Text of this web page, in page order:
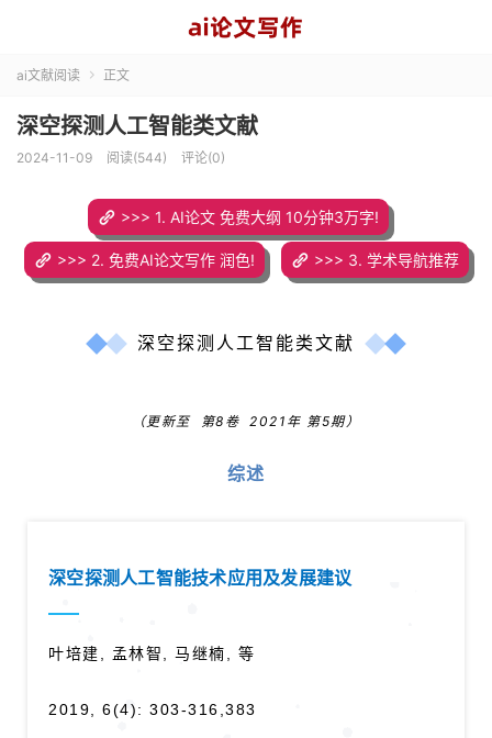
ai文献阅读  正文
深空探测人工智能类文献
2024-11-09 阅读(544) 评论(0)
>>> 1. AI论文 免费大纲 10分钟3万字!
>>> 2. 免费AI论文写作 润色! >>> 3. 学术导航推荐
深空探测人工智能类文献
（更新至 第8卷2021年 第5期）
综述
深空探测人工智能技术应用及发展建议
叶培建, 孟林智, 马继楠, 等
2019, 6(4): 303-316,383